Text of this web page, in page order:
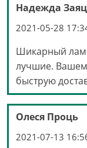
Надежда Заяц
2021-05-28
Шикарный
лучшие.
быструю
Олеся Проць
2021-07-13